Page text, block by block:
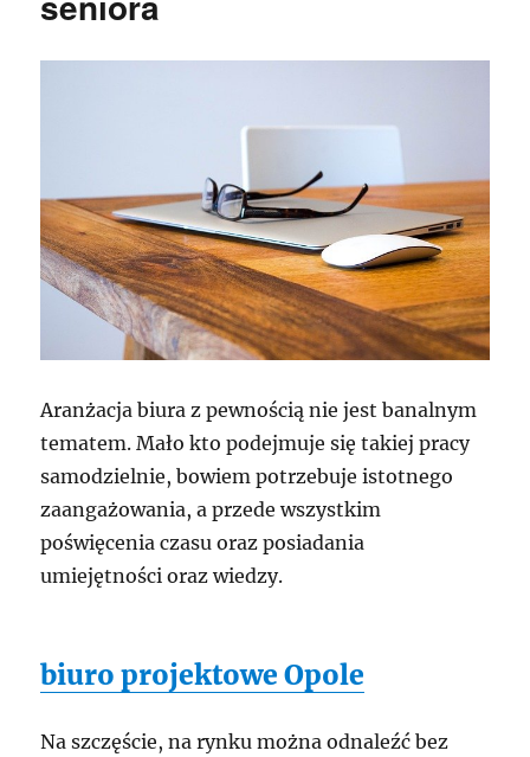
Aranżacja biura z pewnością nie jest banalnym
tematem. Mało kto podejmuje się takiej pracy
samodzielnie, bowiem potrzebuje istotnego
zaangażowania, a przede wszystkim
poświęcenia czasu oraz posiadania
umiejętności oraz wiedzy.
biuro projektowe Opole
Na szczęście, na rynku można odnaleźć bez